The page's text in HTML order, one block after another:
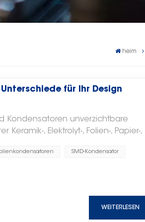
heim
für Ihr Design
Kondensatoren unverzichtbare
, Elektrolyt-, Folien-, Papier-,
zeichnen sich durch ihre
in verschiedenen Bereichen
SMD-Kondensator
WEITERLESEN